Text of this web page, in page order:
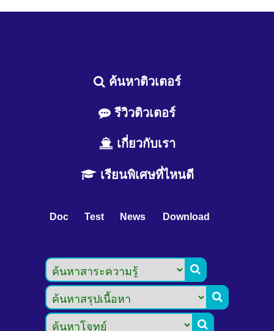
ค้นหาติวเตอร์
รีวิวติวเตอร์
เกี่ยวกับเรา
เรียนพิเศษที่ไหนดี
Doc Test News Download


